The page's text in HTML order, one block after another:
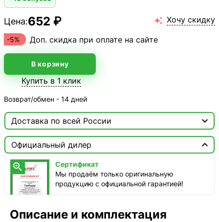
Цена:652 ₽  Хочу скидку
-5% Доп. скидка при оплате на сайте
В корзину
Купить в 1 клик
Возврат/обмен - 14 дней
Доставка по всей России 
 Москва
ТопРадар — Курьер
сегодня, от 350 ₽
ТопРадар — Самовывоз
сегодня, бесплатно
Официальный дилер


Сертификат
Мы продаём только оригинальную
продукцию с официальной гарантией!
Описание и комплектация